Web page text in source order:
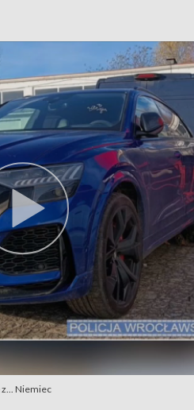
z... Niemiec